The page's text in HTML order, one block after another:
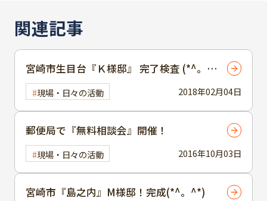
関連記事
2018年02月04日
宮崎市生目台『Ｋ様邸』 完了検査 (*^。^
*)
現場・日々の活動
2016年10月03日
郵便局で『無料相談会』開催！
現場・日々の活動
宮崎市『島之内』M様邸！完成(*^。^*)